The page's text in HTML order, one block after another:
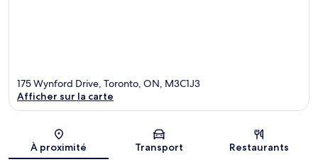
Carte
175 Wynford Drive, Toronto, ON, M3C1J3
Afficher sur la carte
À proximité Transport Restaurants